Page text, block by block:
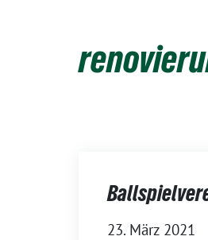
23. März 2021